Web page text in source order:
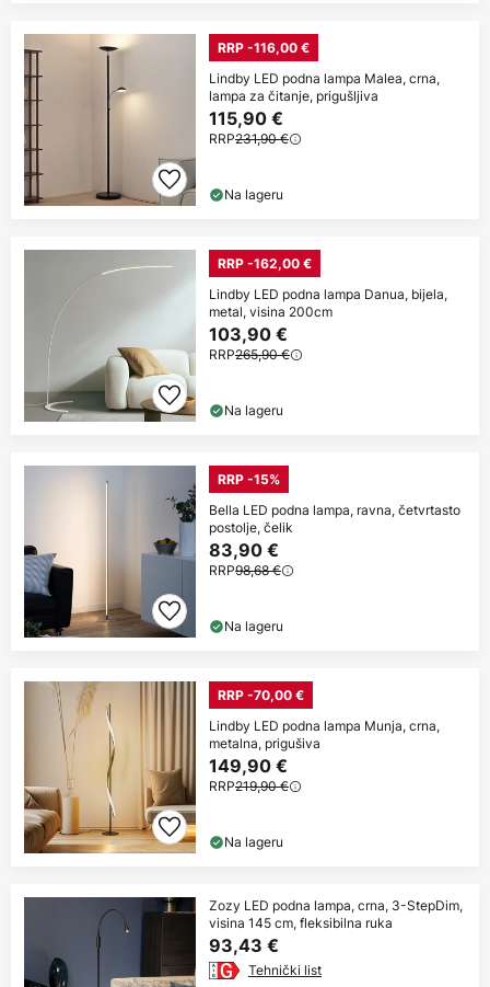
RRP -116,00 €
Lindby LED podna lampa Malea, crna,
lampa za čitanje, prigušljiva
115,90 €
RRP231,90 €
Na lageru
RRP -162,00 €
Lindby LED podna lampa Danua, bijela,
metal, visina 200cm
103,90 €
RRP265,90 €
Na lageru
RRP -15%
Bella LED podna lampa, ravna, četvrtasto
postolje, čelik
83,90 €
RRP98,68 €
Na lageru
RRP -70,00 €
Lindby LED podna lampa Munja, crna,
metalna, prigušiva
149,90 €
RRP219,90 €
Na lageru
Zozy LED podna lampa, crna, 3-StepDim,
visina 145 cm, fleksibilna ruka
93,43 €
Tehnički list